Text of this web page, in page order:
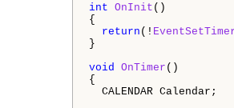
int OnInit ()
{
return (!
}
void
OnTimer ()
{
CALENDAR Calendar;